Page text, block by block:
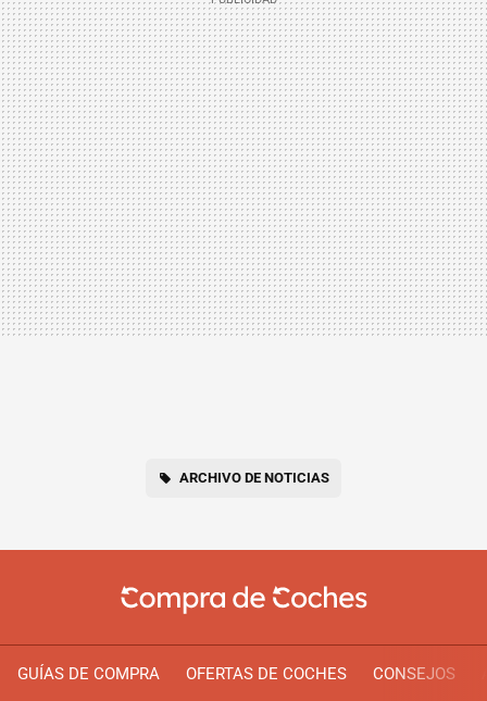
ARCHIVO DE NOTICIAS
GUÍAS DE COMPRA OFERTAS DE COCHES CONSEJOS